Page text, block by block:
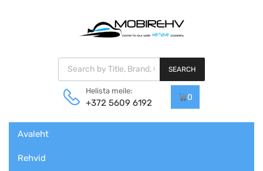
Products search
SEARCH
Helista meile:
+372 5609 6192
0
content
Avaleht
Rehvid